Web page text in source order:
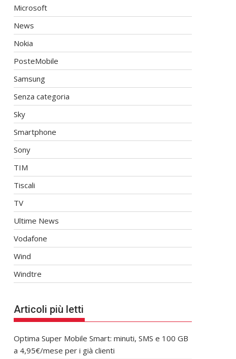
Microsoft
News
Nokia
PosteMobile
Samsung
Senza categoria
Sky
Smartphone
Sony
TIM
Tiscali
TV
Ultime News
Vodafone
Wind
Windtre
Articoli più letti
Optima Super Mobile Smart: minuti, SMS e 100 GB
a 4,95€/mese per i già clienti